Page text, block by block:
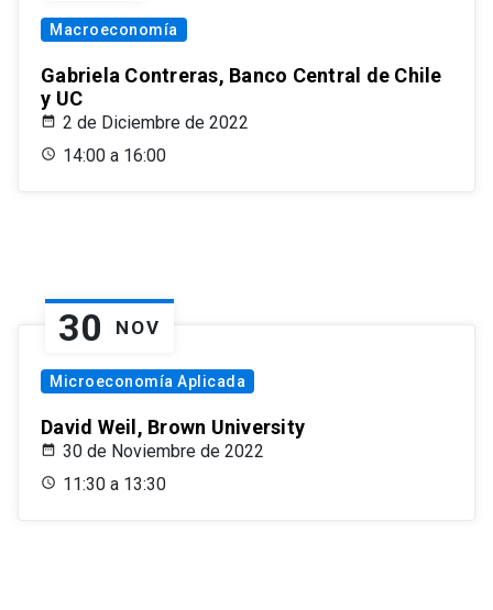
Macroeconomía
Gabriela Contreras, Banco Central de Chile
y UC
2 de Diciembre de 2022
14:00 a 16:00
30 NOV
Microeconomía Aplicada
David Weil, Brown University
30 de Noviembre de 2022
11:30 a 13:30